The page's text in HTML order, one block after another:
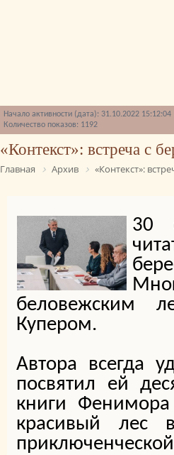
Начало активности (дата): 31.10.2022 15:12:04
Количество показов: 1192
«Контекст»: встреча с
Главная Архив «Контекст»:
30
беловежским
Купером.
Автора всегда
посвятил ей
книги
красивый лес